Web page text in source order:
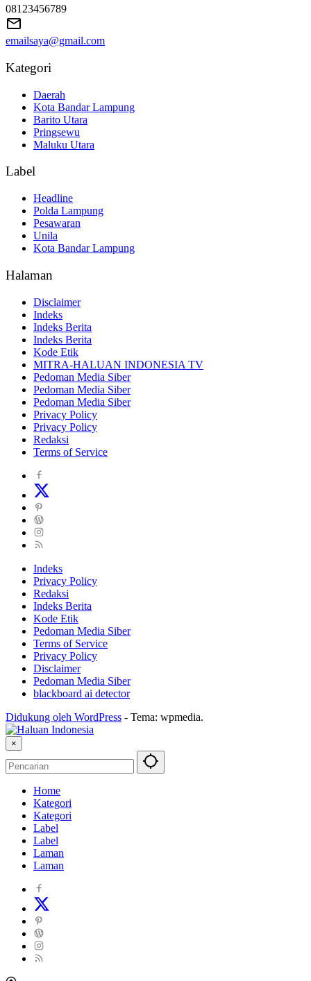
08123456789
emailsaya@gmail.com
Kategori
Daerah
Kota Bandar Lampung
Barito Utara
Pringsewu
Maluku Utara
Label
Headline
Polda Lampung
Pesawaran
Unila
Kota Bandar Lampung
Halaman
Disclaimer
Indeks
Indeks Berita
Indeks Berita
Kode Etik
MITRA-HALUAN INDONESIA TV
Pedoman Media Siber
Pedoman Media Siber
Pedoman Media Siber
Privacy Policy
Privacy Policy
Redaksi
Terms of Service
Indeks
Privacy Policy
Redaksi
Indeks Berita
Kode Etik
Pedoman Media Siber
Terms of Service
Privacy Policy
Disclaimer
Pedoman Media Siber
blackboard ai detector
Didukung oleh WordPress - Tema: wpmedia.
×
Home
Kategori
Kategori
Label
Label
Laman
Laman